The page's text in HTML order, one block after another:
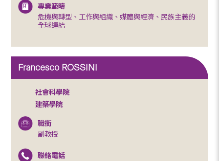
專業範疇
危機與轉型、工作與組織、媒體與經濟、民族主義的
全球連結
Francesco ROSSINI
社會科學院
建築學院
職銜
副教授
聯絡電話